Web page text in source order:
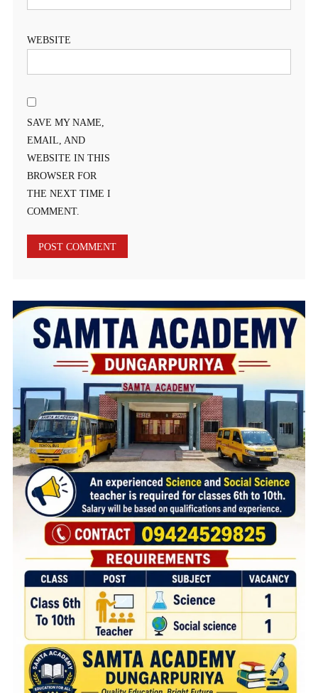
WEBSITE
SAVE MY NAME,
EMAIL, AND
WEBSITE IN THIS
BROWSER FOR
THE NEXT TIME I
COMMENT.